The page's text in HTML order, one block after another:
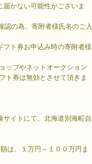
かない可能性がございま
認の為、寄附者様氏名のご入
ト券お申込み時の寄附者様
ップやネットオークション
ト券は無効とさせて頂きま
イトにて、北海道別海町自
は、１万円～１００万円ま